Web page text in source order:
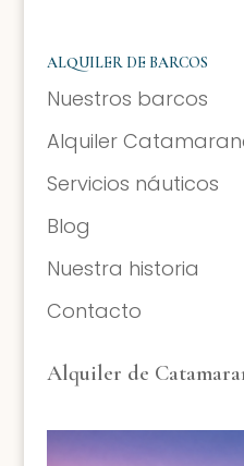
ALQUILER DE BARCOS
Nuestros barcos
Alquiler
Servicios náuticos
Blog
Nuestra historia
Contacto
Alquiler de